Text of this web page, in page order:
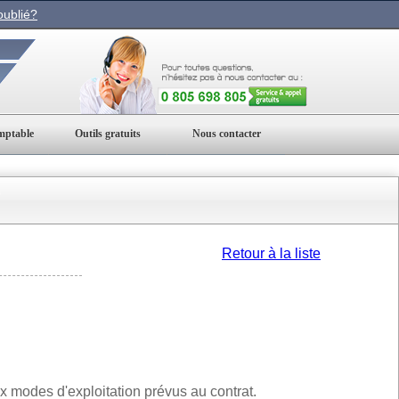
Outils gratuits Nous contacter
Retour à la liste
modes d'exploitation prévus au contrat.